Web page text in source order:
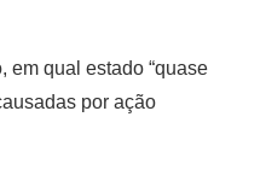
em qual estado “quase
por ação